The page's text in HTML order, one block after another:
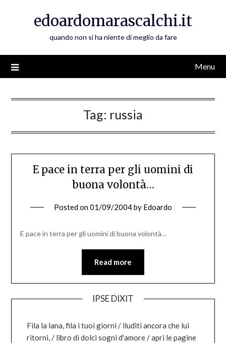
edoardomarascalchi.it
quando non si ha niente di meglio da fare
Menu
Tag: russia
E pace in terra per gli uomini di
buona volontà…
Posted on01/09/2004by Edoardo
E pace in terra per gli uomini di buona volontà…
Read more
IPSE DIXIT
Fila la lana, fila i tuoi giorni / lluditi ancora che lui
ritorni, / libro di dolci sogni d'amore / apri le pagine